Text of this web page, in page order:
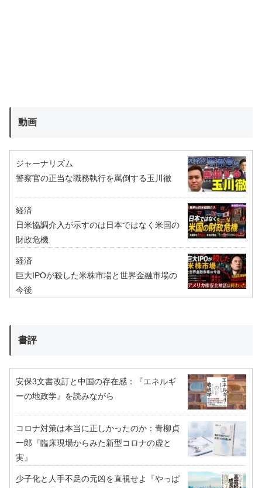
動画
ジャーナリズム
警察官の正当な職務執行を罵倒する玉川徹
経済
日米協調介入が示すのは日本ではなく米国の
財政危機
経済
巨大IPOが殺した米株市場と世界金融市場の
今後
書評
安保3文書改訂と中国の存在感：『エネルギ
ーの地政学』を読みながら
コロナ対策は本当に正しかったのか：青柳貞
一郎『臨床現場からみた新型コロナの虚と
実』
少子化と人手不足の元凶を直視せよ『やっぱ